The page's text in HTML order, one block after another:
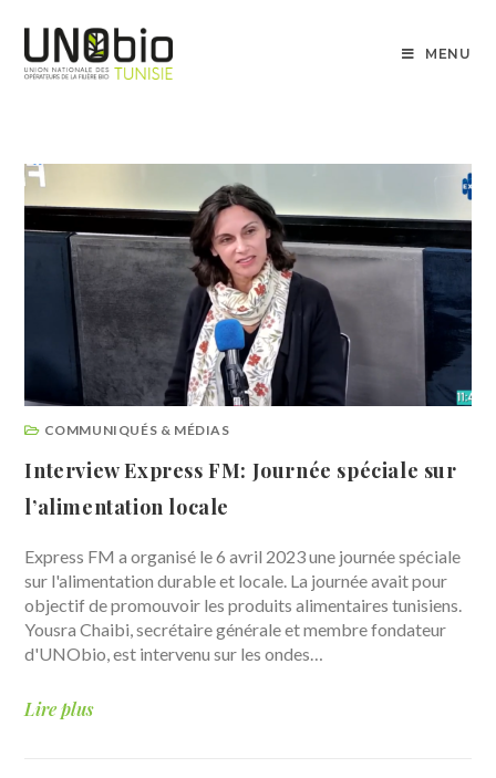
MENU
COMMUNIQUÉS & MÉDIAS
Interview Express FM: Journée spéciale sur
l’alimentation locale
Express FM a organisé le 6 avril 2023 une journée spéciale
sur l'alimentation durable et locale. La journée avait pour
objectif de promouvoir les produits alimentaires tunisiens.
Yousra Chaibi, secrétaire générale et membre fondateur
d'UNObio, est intervenu sur les ondes…
Lire plus